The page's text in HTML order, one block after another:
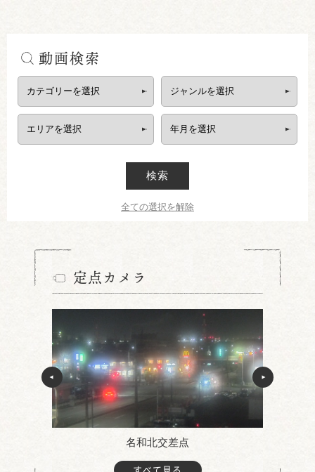
動画検索
検索
全ての選択を解除
定点カメラ
名和北交差点
すべて見る